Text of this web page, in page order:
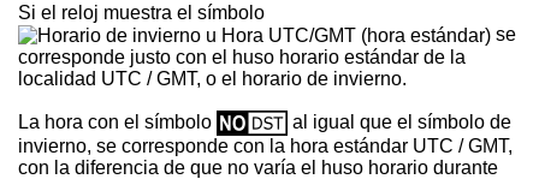
Si el reloj muestra el símbolo
se
corresponde justo con el huso horario estándar de la
localidad UTC / GMT, o el horario de invierno.
La hora con el símbolo
al igual que el símbolo de
invierno, se corresponde con la hora estándar UTC / GMT,
con la diferencia de que no varía el huso horario durante